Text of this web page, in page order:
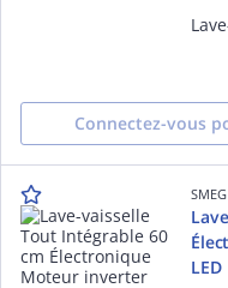
Connectez-vous
LED